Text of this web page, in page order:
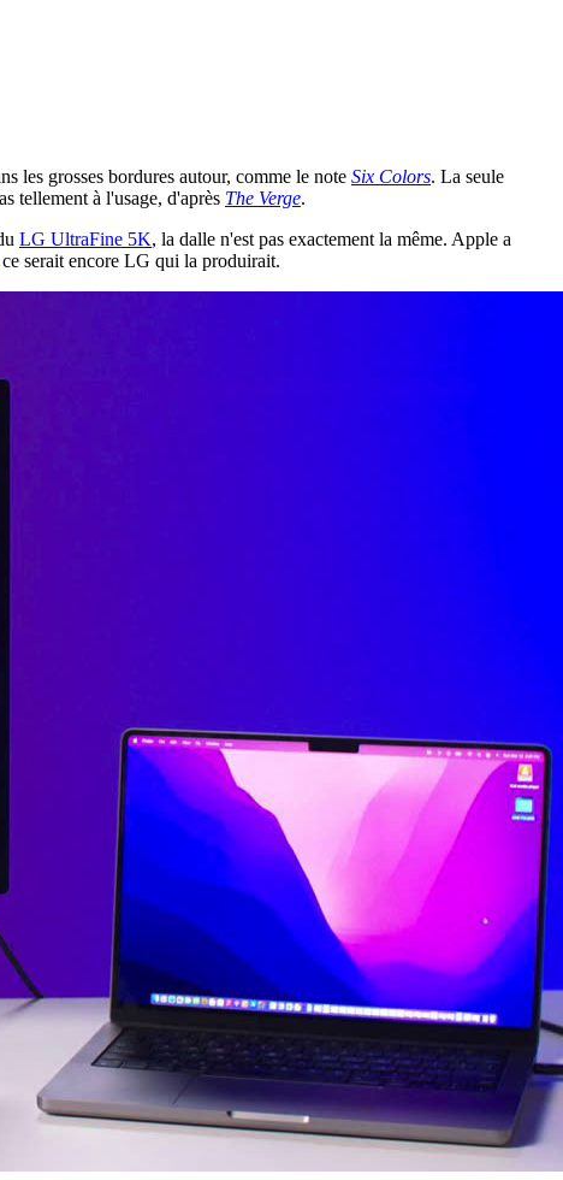
les grosses bordures autour, comme le note Six Colors. La seule
tellement à l'usage, d'après The Verge.
LG UltraFine 5K, la dalle n'est pas exactement la même. Apple a
ce serait encore LG qui la produirait.